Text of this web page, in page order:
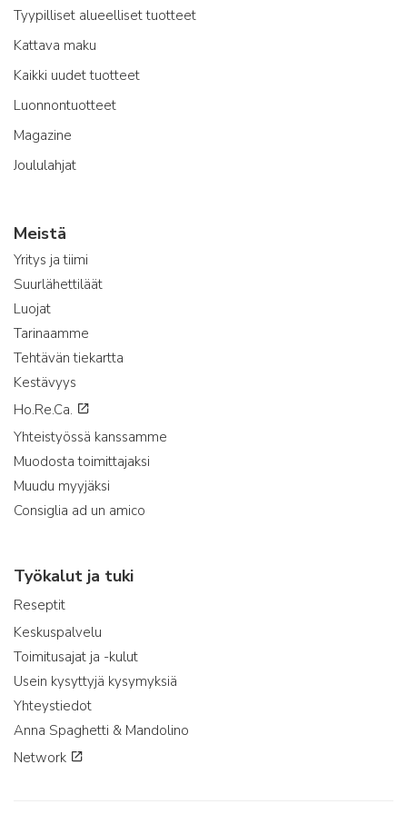
Tyypilliset alueelliset tuotteet
Kattava maku
Kaikki uudet tuotteet
Luonnontuotteet
Magazine
Joululahjat
Meistä
Yritys ja tiimi
Suurlähettiläät
Luojat
Tarinaamme
Tehtävän tiekartta
Kestävyys
Ho.Re.Ca.
Yhteistyössä kanssamme
Muodosta toimittajaksi
Muudu myyjäksi
Consiglia ad un amico
Työkalut ja tuki
Reseptit
Keskuspalvelu
Toimitusajat ja -kulut
Usein kysyttyjä kysymyksiä
Yhteystiedot
Anna Spaghetti & Mandolino
Network